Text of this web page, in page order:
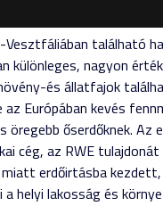
Vesztfáliában található
különleges, nagyon
és állatfajok
az Európában kevés
öregebb őserdőknek. Az
cég, az RWE tulajdonát
erdőirtásba
a helyi lakosság és